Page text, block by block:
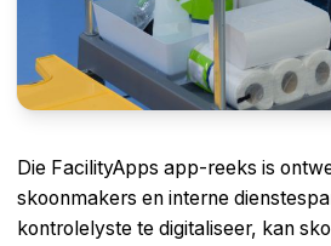
Die FacilityApps app-reeks is
skoonmakers en interne
kontrolelyste te digitaliseer, kan